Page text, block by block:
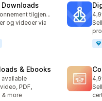
Gratis abonnement tilgjengelig
og videoer via
4,9
& Ebooks
available
PDF,
& more
4,9